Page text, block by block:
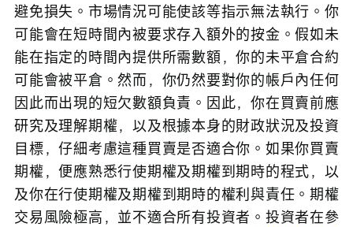
避免損失。市場情況可能使該等指示無法執行。你
可能會在短時間內被要求存入額外的按金。假如未
能在指定的時間內提供所需數額，你的未平倉合約
可能會被平倉。然而，你仍然要對你的帳戶內任何
因此而出現的短欠數額負責。因此，你在買賣前應
研究及理解期權，以及根據本身的財政狀況及投資
目標，仔細考慮這種買賣是否適合你。如果你買賣
期權，便應熟悉行使期權及期權到期時的程式，以
及你在行使期權及期權到期時的權利與責任。期權
交易風險極高，並不適合所有投資者。投資者在參